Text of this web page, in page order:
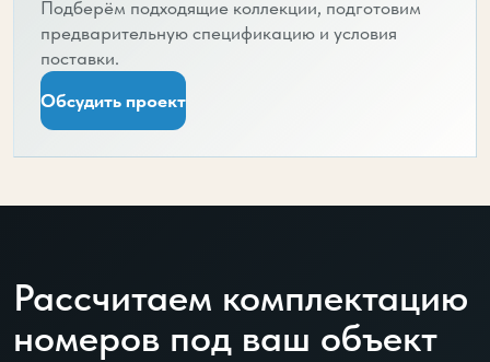
Подберём подходящие коллекции, подготовим
предварительную спецификацию и условия
поставки.
Обсудить проект
Рассчитаем комплектацию
номеров под ваш объект